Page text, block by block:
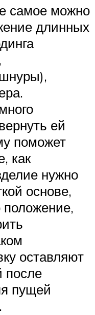
самое можно
длинных
ей
поможет
как
нужно
основе,
оставляют
после
пущей